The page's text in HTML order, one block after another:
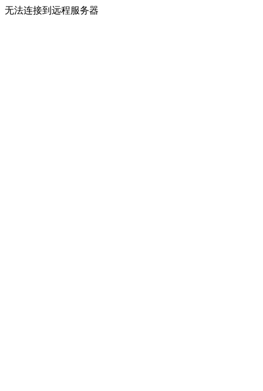
无法连接到远程服务器